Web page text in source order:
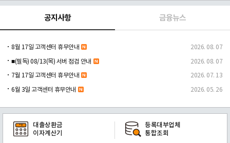
공지사항 금융뉴스
8월 17일 고객센터 휴무안내 2026. 08. 07
■(필독) 08/13(목) 서버 점검 안내 2026. 08. 07
7월 17일 고객센터 휴무안내 2026. 07. 13
6월 3일 고객센터 휴무안내 2026. 05. 26
대출상환금
이자계산기
등록대부업체
통합조회